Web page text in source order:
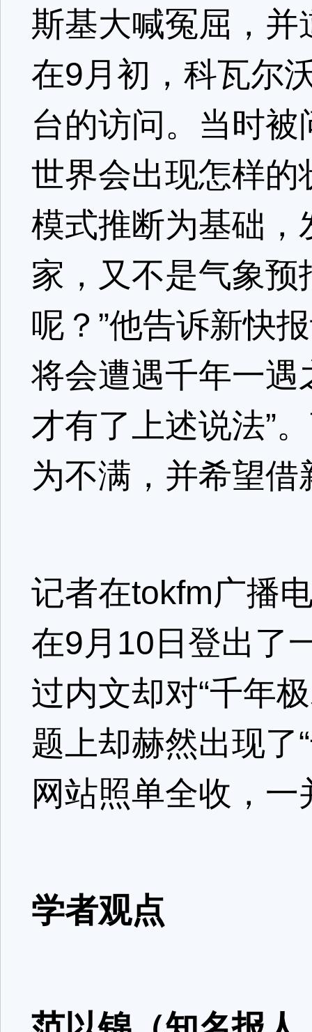
斯基大喊冤屈，
在9月初，科瓦尔
台的访问。当时被
世界会出现怎样的
模式推断为基础，
家，又不是气象
呢？”他告诉新快
将会遭遇千年一
才有了上述说法”
为不满，并希望借
记者在tokfm广播
在9月10日登出了
过内文却对“千年
题上却赫然出现了
网站照单全收，一
学者观点